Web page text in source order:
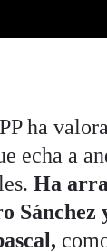
ha
echa a
Ha
Sánchez